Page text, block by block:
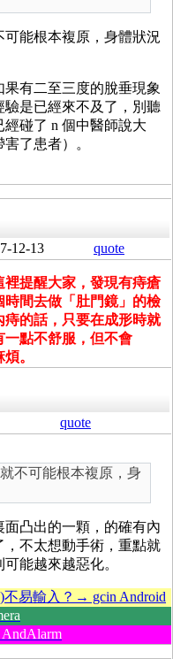
能根本複原，身體狀況
有二至三度的脫垂現象
是已經來不及了，別聽
碰了 n 個中醫師說大
了患者）。
12-13 quote
提醒大家，發現有痔瘡
間去做「肚門鏡」的檢
的話，只要在成形時就
一點不舒服，但不會
。
quote
不可能根本複原，身
凸出的一顆，的確有內
不太想動手術，重點就
能越來越惡化。
易輸入？→ gcin Android